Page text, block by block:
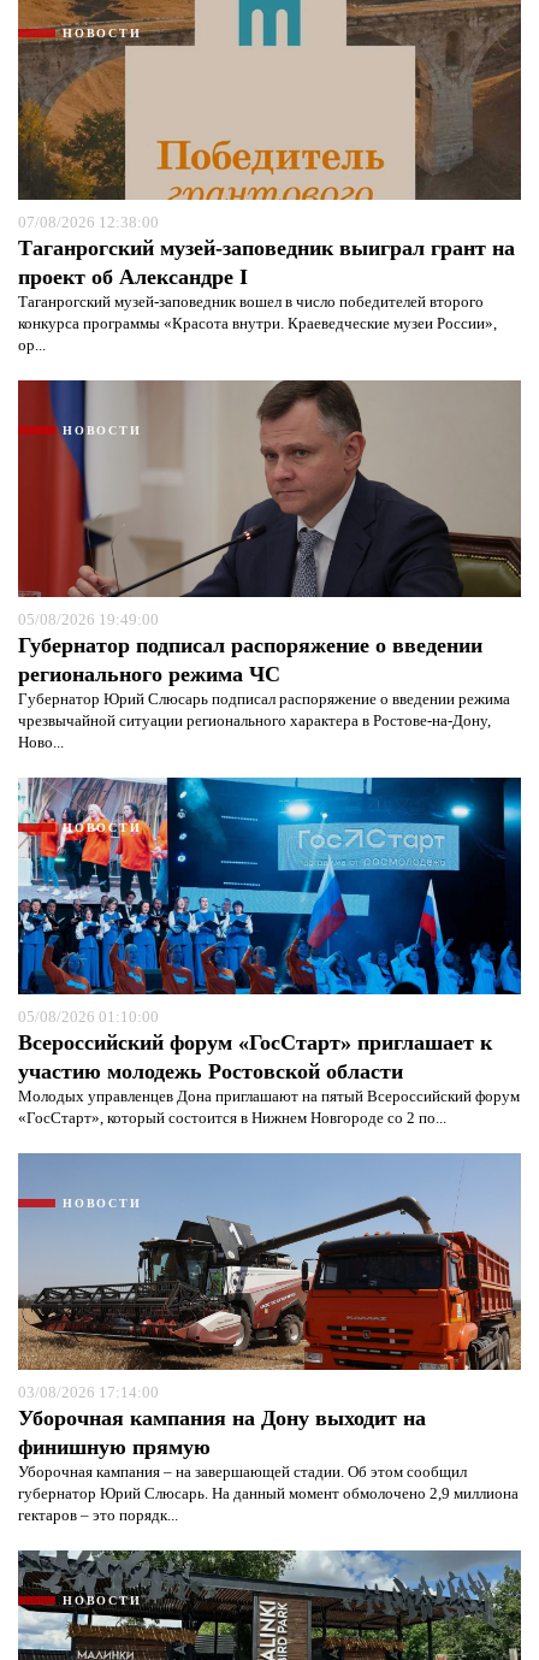
НОВОСТИ
07/08/2026 12:38:00
Таганрогский музей-заповедник выиграл грант на
проект об Александре I
Таганрогский музей-заповедник вошел в число победителей второго
конкурса программы «Красота внутри. Краеведческие музеи России»,
ор...
НОВОСТИ
05/08/2026 19:49:00
Губернатор подписал распоряжение о введении
регионального режима ЧС
Губернатор Юрий Слюсарь подписал распоряжение о введении режима
чрезвычайной ситуации регионального характера в Ростове-на-Дону,
Ново...
НОВОСТИ
05/08/2026 01:10:00
Всероссийский форум «ГосСтарт» приглашает к
участию молодежь Ростовской области
Молодых управленцев Дона приглашают на пятый Всероссийский форум
«ГосСтарт», который состоится в Нижнем Новгороде со 2 по...
НОВОСТИ
03/08/2026 17:14:00
Уборочная кампания на Дону выходит на
финишную прямую
Уборочная кампания – на завершающей стадии. Об этом сообщил
губернатор Юрий Слюсарь. На данный момент обмолочено 2,9 миллиона
гектаров – это порядк...
НОВОСТИ
Я согласен с
политикой конфиденциальности и